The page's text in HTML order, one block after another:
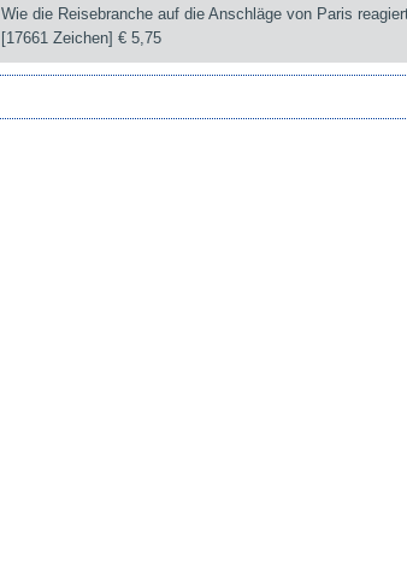
Wie die Reisebranche auf die Anschläge von Paris
[17661 Zeichen]€ 5,75